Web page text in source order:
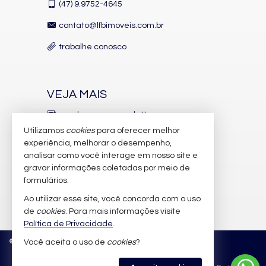
Vista Panorâmica
Área de Serviço
Espaço Gourmet
Entrada de Serviço
Suíte Master
Características do Empreendimento
Gerador
Sala de Jogos
Piscina
Espaço Gourmet
Espaço Fitness
Medidores Individuais
(47) 9.9752-4645
contato@lfbimoveis.com.br
trabalhe conosco
VEJA MAIS
receba nosso newsletter
indicadores financeiros
cadastre seu imóvel
imóveis favoritos
mapa de imóveis
© 2026 CRECI/SC 6.388-J Política de Privacidade
Utilizamos cookiespara oferecer melhor
experiência, melhorar o desempenho,
analisar como você interage em nosso site e
gravar informações coletadas por meio de
formulários.
Ao utilizar esse site, você concorda com o uso
de cookies. Para mais informações visite
Política de Privacidade.
Você aceita o uso de cookies?